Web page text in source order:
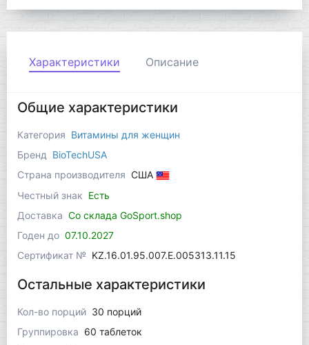
Характеристики Описание
Общие характеристики
Категория Витамины для женщин
Бренд
BioTechUSA
Страна производителя США
Честный знак Есть
Доставка Со склада GoSport.shop
Годен до 07.10.2027
Сертификат № KZ.16.01.95.007.Е.005313.11.15
Остальные характеристики
Кол-во порций 30 порций
Группировка 60 таблеток